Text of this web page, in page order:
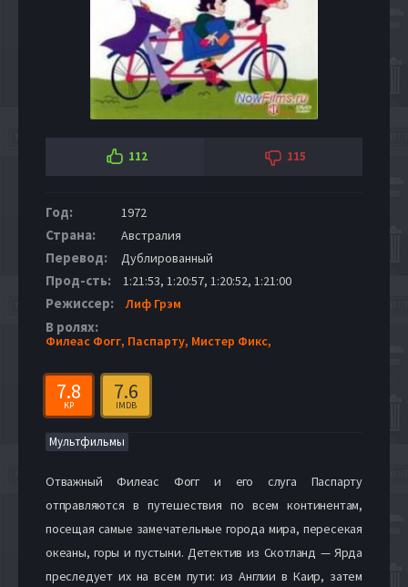
112 115
Год: 1972
Страна: Австралия
Перевод: Дублированный
Прод-сть: 1:21:53, 1:20:57, 1:20:52, 1:21:00
Режиссер: Лиф Грэм
В ролях:
Филеас Фогг, Паспарту, Мистер Фикс,
7.8
KP
7.6
IMDB
Мультфильмы
Отважный Филеас Фогг и его слуга Паспарту
отправляются в путешествия по всем континентам,
посещая самые замечательные города мира, пересекая
океаны, горы и пустыни. Детектив из Скотланд — Ярда
преследует их на всем пути: из Англии в Каир, затем